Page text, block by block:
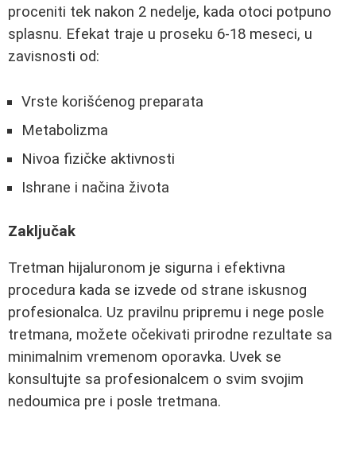
proceniti tek nakon 2 nedelje, kada otoci potpuno
splasnu. Efekat traje u proseku 6-18 meseci, u
zavisnosti od:
Vrste korišćenog preparata
Metabolizma
Nivoa fizičke aktivnosti
Ishrane i načina života
Zaključak
Tretman hijaluronom je sigurna i efektivna
procedura kada se izvede od strane iskusnog
profesionalca. Uz pravilnu pripremu i nege posle
tretmana, možete očekivati prirodne rezultate sa
minimalnim vremenom oporavka. Uvek se
konsultujte sa profesionalcem o svim svojim
nedoumica pre i posle tretmana.